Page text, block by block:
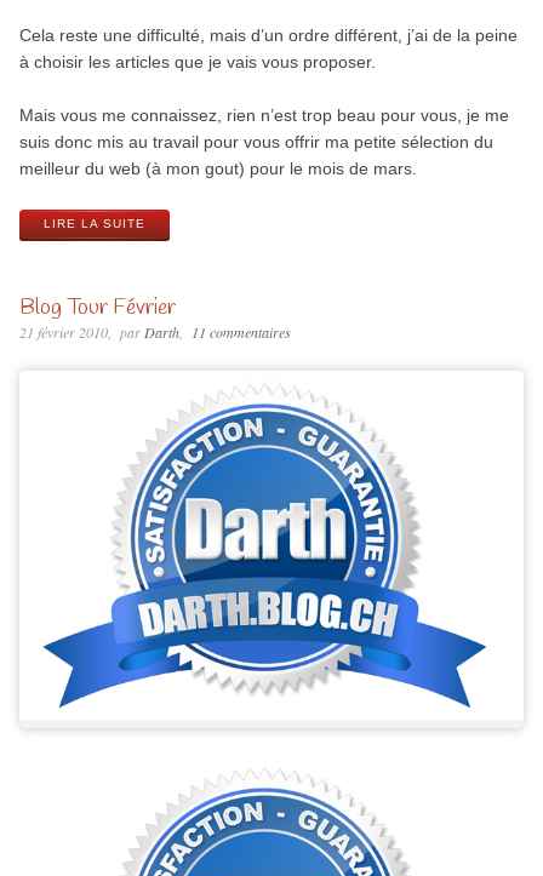
Cela reste une difficulté, mais d’un ordre différent, j’ai de la peine
à choisir les articles que je vais vous proposer.
Mais vous me connaissez, rien n’est trop beau pour vous, je me
suis donc mis au travail pour vous offrir ma petite sélection du
meilleur du web (à mon gout) pour le mois de mars.
LIRE LA SUITE
Blog Tour Février
21 février 2010 par Darth 11 commentaires